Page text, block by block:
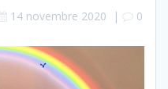
14 novembre 2020 | 0